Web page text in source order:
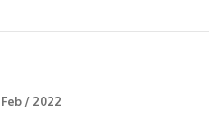
/ 2022